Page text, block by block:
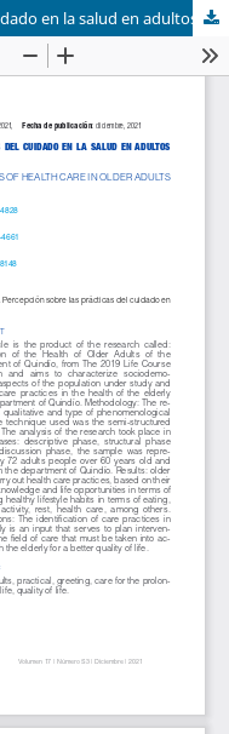
Percepción sobre las prácticas del cuidado en la salud en adultos mayores